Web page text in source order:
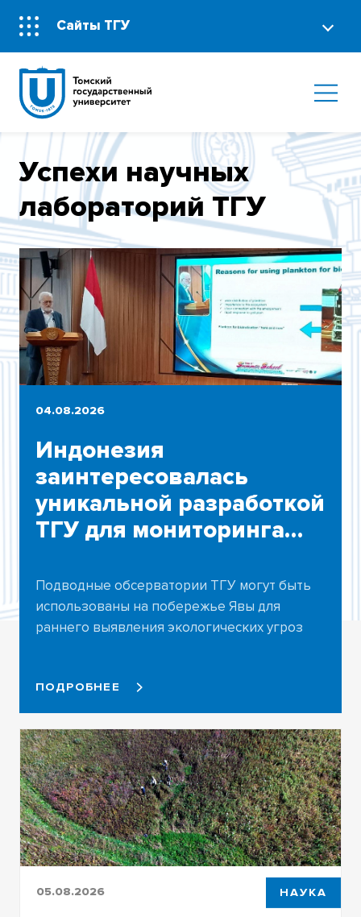
Сайты ТГУ
Успехи научных
лабораторий ТГУ
04.08.2026
Индонезия
заинтересовалась
уникальной разработкой
ТГУ для мониторинга
Подводные обсерватории ТГУ могут быть
использованы на побережье Явы для
раннего выявления экологических угроз
ПОДРОБНЕЕ
05.08.2026 НАУКА